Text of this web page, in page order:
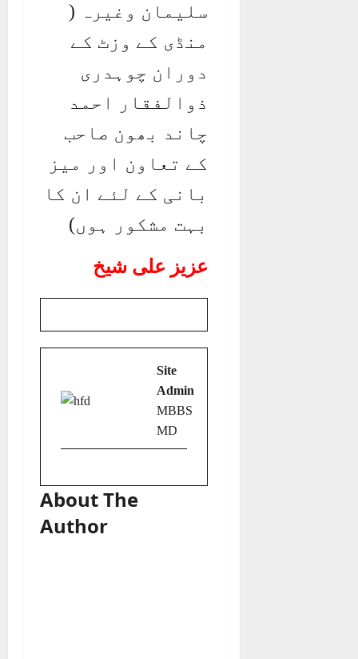
سلیمان وغیرہ (
منڈی کے وزٹ کے
دوران چوہدری
ذوالفقار احمد
چاند بھون صاحب
کے تعاون اور میز
بانی کے لئے ان کا
بہت مشکور
ہوں)
عزیز علی شیخ
Site
Admin
MBBS
MD
About The
Author